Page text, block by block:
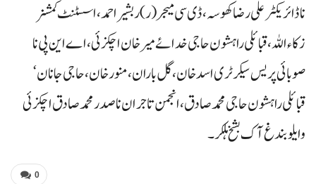
نا ڈائریکٹر علی رضاکھوسہ، ڈی سی میجر (ر) ربشیراحمد، اسسٹنٹ کمشنر
زکاءاللہ، قبائلی راہشون حاجی خدائے میر خان اچکزئی، اے این پی نا
صوبائی پریس سیکرٹری اسد خان، گل باران، منورخان، حاجی جانان‘
قبائلی راہشون حاجی محمد صادق، انجمن تاجران نا صدر محمد صادق اچکزئی
وایلو بندغ آک بشخ ہلکر۔
0